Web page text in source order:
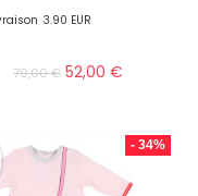
3.90 EUR
79,00€ 52,00 €
- 34%